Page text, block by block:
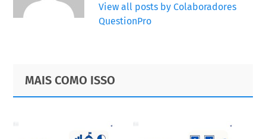
View all posts by Colaboradores
QuestionPro
Primary
Sidebar
Footer
MAIS COMO ISSO